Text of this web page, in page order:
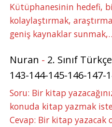
Kütüphanesinin hedefi,
kolaylaştırmak,
geniş kaynaklar
Nuran - 2. Sınıf
143-144-145-146-147-
Soru: Bir kitap
konuda kitap yazmak
Cevap: Bir kitap yazacak